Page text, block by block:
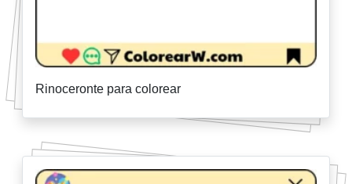
Rinoceronte para colorear